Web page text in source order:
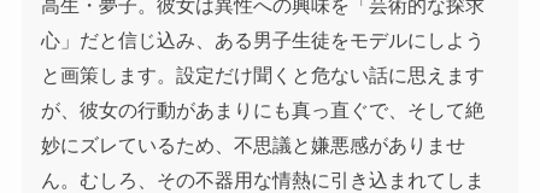
高生・夢子。彼女は異性への興味を「芸術的な探求
心」だと信じ込み、ある男子生徒をモデルにしよう
と画策します。設定だけ聞くと危ない話に思えます
が、彼女の行動があまりにも真っ直ぐで、そして絶
妙にズレているため、不思議と嫌悪感がありませ
ん。むしろ、その不器用な情熱に引き込まれてしま